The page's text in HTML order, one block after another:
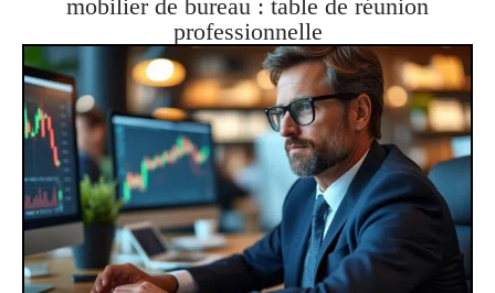
mobilier de bureau : table de réunion
professionnelle